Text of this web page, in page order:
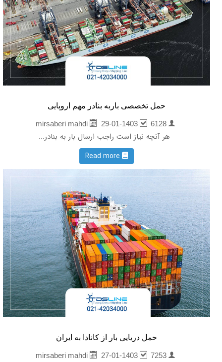
حمل تخصصی باربه بنادر مهم اروپایی
mirsaberi mahdi
29-01-1403 6128
هر آنچه نیاز است راجب ارسال بار به بنادر...
Read more
حمل دریایی بار از کانادا به ایران
mirsaberi mahdi
27-01-1403 7253